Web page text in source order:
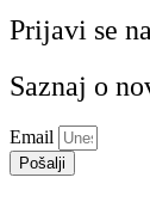
Prijavi se
Saznaj o
Email
Pošalji